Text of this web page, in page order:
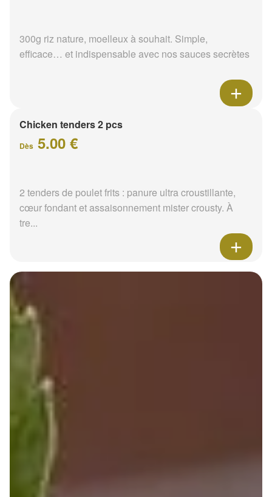
300g riz nature, moelleux à souhait. Simple,
efficace… et indispensable avec nos sauces secrètes
Chicken tenders 2 pcs
Dès 5.00 €
2 tenders de poulet frits : panure ultra croustillante,
cœur fondant et assaisonnement mister crousty. À
tre...